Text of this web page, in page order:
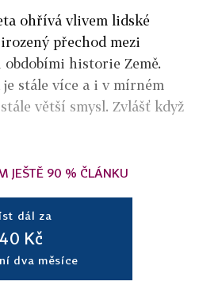
ohřívá vlivem lidské
přechod mezi
historie Země.
stále více a i v mírném
větší smysl. Zvlášť když
JEŠTĚ 90 % ČLÁNKU
dál za
40 Kč
dva měsíce